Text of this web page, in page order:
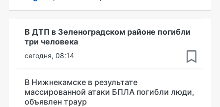
В ДТП в Зеленоградском районе погибли
три человека
сегодня, 08:14
В Нижнекамске в результате
массированной атаки БПЛА погибли люди,
объявлен траур